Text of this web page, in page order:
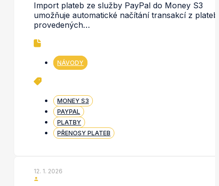
Import plateb ze služby PayPal do Money S3
umožňuje automatické načítání transakcí z plateb
provedených…
NÁVODY
MONEY S3
PAYPAL
PLATBY
PŘENOSY PLATEB
12. 1. 2026